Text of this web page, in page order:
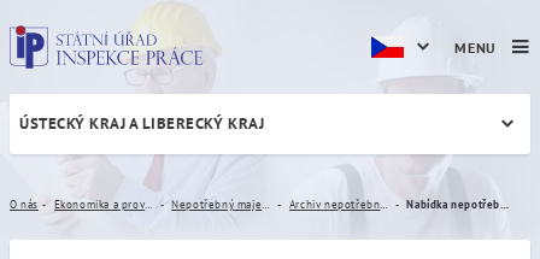
Nabídka nepotřebného
ÚSTECKÝ KRAJ A LIBERECKÝ KRAJ
O nás
MENU